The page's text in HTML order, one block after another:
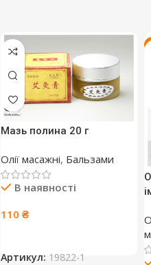
Мазь полина 20 г
Олії масажні, Бальзами
В наявності
110 ₴
Артикул: 19822-1